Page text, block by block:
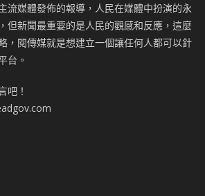
流媒體發佈的報導，人民在媒體中扮演的永
但新聞最重要的是人民的觀感和反應，這麼
，閱傳媒就是想建立一個讓任何人都可以針
台。
吧！